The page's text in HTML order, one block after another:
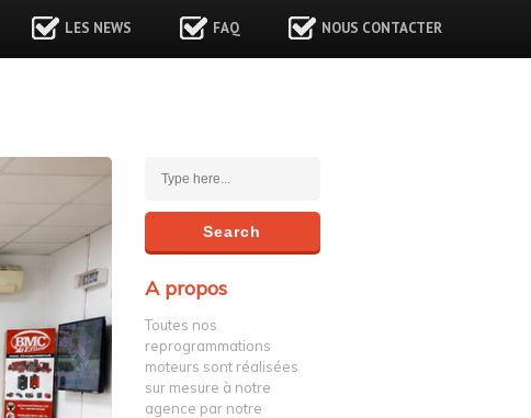
LES NEWS FAQ NOUS CONTACTER
A propos
Toutes nos
reprogrammations
moteurs sont réalisées
sur mesure à notre
agence par notre